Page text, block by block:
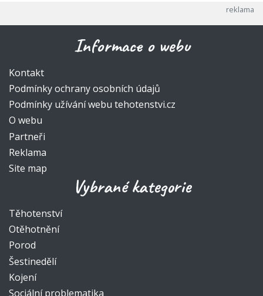
Informace o webu
Kontakt
Podmínky ochrany osobních údajů
Podmínky užívání webu tehotenstvi.cz
O webu
Partneři
Reklama
Site map
Vybrané kategorie
Těhotenství
Otěhotnění
Porod
Šestinedělí
Kojení
Sociální problematika